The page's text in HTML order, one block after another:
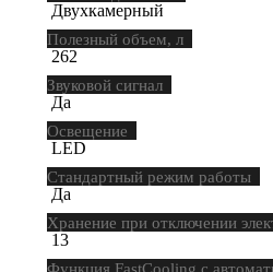
Двухкамерный
Полезный объем, л
262
Звуковой сигнал
Да
Освещение
LED
Стандартный режим работы
Да
Хранение при отключении
13